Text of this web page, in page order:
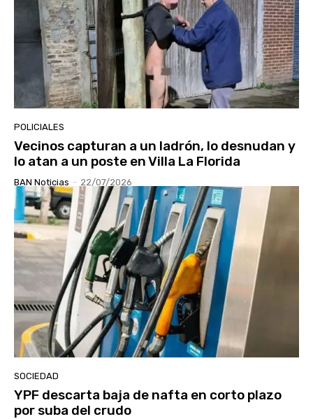
POLICIALES
Vecinos capturan a un ladrón, lo desnudan y
lo atan a un poste en Villa La Florida
BAN Noticias - 22/07/2026
SOCIEDAD
YPF descarta baja de nafta en corto plazo
por suba del crudo